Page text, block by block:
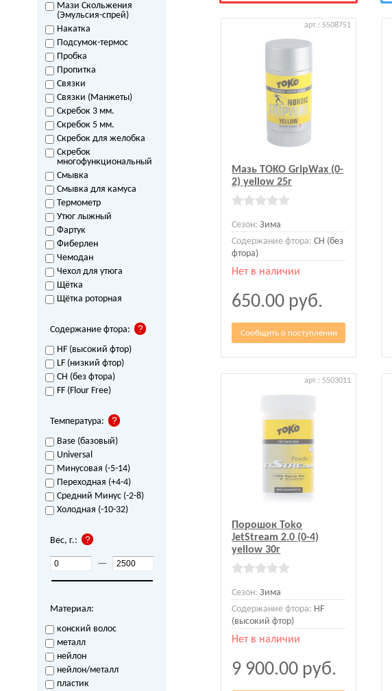
Мази Скольжения
(Эмульсия-спрей)
Накатка
Подсумок-термос
Пробка
Пропитка
Связки
Связки (Манжеты)
Скребок 3 мм.
Скребок 5 мм.
Скребок для желобка
Скребок
многофункциональный
Смывка
Смывка для камуса
Термометр
Утюг лыжный
Фартук
Фиберлен
Чемодан
Чехол для утюга
Щётка
Щётка роторная
Содержание фтора:
HF (высокий фтор)
LF (низкий фтор)
CH (без фтора)
FF (Flour Free)
Температура:
Base (базовый)
Universal
Минусовая (-5-14)
Переходная (+4-4)
Средний Минус (-2-8)
Холодная (-10-32)
Вес, г.:
—
Материал:
конский волос
металл
нейлон
нейлон/металл
пластик
арт.: 5508751
Мазь TOKO GripWax (0-
2) yellow 25г
Сезон: Зима
Содержание фтора: CH (без
фтора)
Нет в наличии
650.00 руб.
Сообщить о поступлении
арт.: 5503011
Порошок Toko
JetStream 2.0 (0-4)
yellow 30г
Сезон: Зима
Содержание фтора: HF
(высокий фтор)
Нет в наличии
9 900.00 руб.